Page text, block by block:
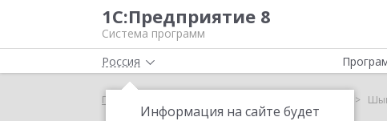
1С:Предприятие 8
Система программ
Россия
Информация на сайте будет
Главная